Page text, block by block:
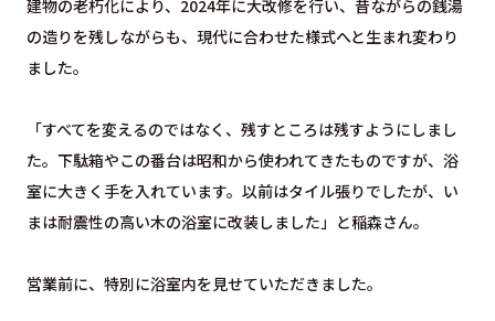
建物の老朽化により、2024年に大改修を行い、昔ながらの銭湯
の造りを残しながらも、現代に合わせた様式へと生まれ変わり
ました。
「すべてを変えるのではなく、残すところは残すようにしまし
た。下駄箱やこの番台は昭和から使われてきたものですが、浴
室に大きく手を入れています。以前はタイル張りでしたが、い
まは耐震性の高い木の浴室に改装しました」と稲森さん。
営業前に、特別に浴室内を見せていただきました。